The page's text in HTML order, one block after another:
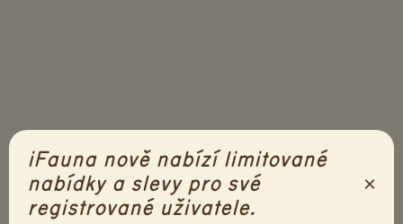
iFauna nově nabízí limitované
nabídky a slevy pro své
registrované uživatele.
×